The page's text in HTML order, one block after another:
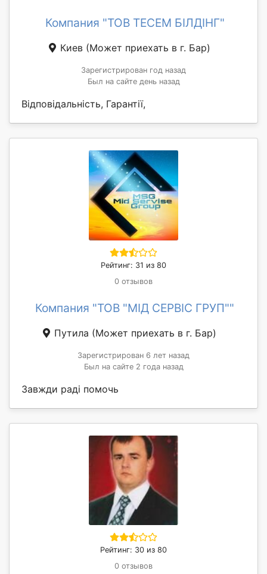
Компания "ТОВ ТЕСЕМ БІЛДІНГ"
Киев (Может приехать в г. Бар)
Зарегистрирован год назад
Был на сайте день назад
Відповідальність, Гарантії,
Рейтинг: 31 из 80
0 отзывов
Компания "ТОВ "МІД СЕРВІС ГРУП""
Путила (Может приехать в г. Бар)
Зарегистрирован 6 лет назад
Был на сайте 2 года назад
Завжди раді помочь
Рейтинг: 30 из 80
0 отзывов